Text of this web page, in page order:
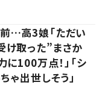
…高3娘「ただい
取った”まさか
に100万点！」「シ
ゃ出世しそう」